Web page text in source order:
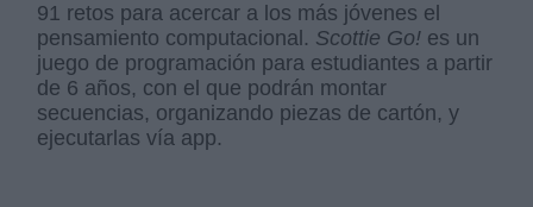
91 retos para acercar a los más jóvenes el
pensamiento computacional. Scottie Go! es un
juego de programación para estudiantes a partir
de 6 años, con el que podrán montar
secuencias, organizando piezas de cartón, y
ejecutarlas vía app.